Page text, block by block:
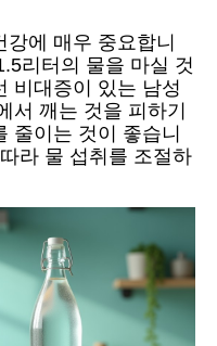
에 매우 중요합니
리터의 물을 마실 것
비대증이 있는 남성
서 깨는 것을 피하기
줄이는 것이 좋습니
라 물 섭취를 조절하